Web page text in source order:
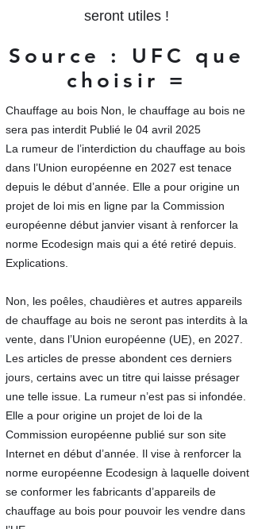
seront utiles !
Source : UFC que
choisir =
Chauffage au bois Non, le chauffage au bois ne
sera pas interdit Publié le 04 avril 2025
La rumeur de l’interdiction du chauffage au bois
dans l’Union européenne en 2027 est tenace
depuis le début d’année. Elle a pour origine un
projet de loi mis en ligne par la Commission
européenne début janvier visant à renforcer la
norme Ecodesign mais qui a été retiré depuis.
Explications.
Non, les poêles, chaudières et autres appareils
de chauffage au bois ne seront pas interdits à la
vente, dans l’Union européenne (UE), en 2027.
Les articles de presse abondent ces derniers
jours, certains avec un titre qui laisse présager
une telle issue. La rumeur n’est pas si infondée.
Elle a pour origine un projet de loi de la
Commission européenne publié sur son site
Internet en début d’année. Il vise à renforcer la
norme européenne Ecodesign à laquelle doivent
se conformer les fabricants d’appareils de
chauffage au bois pour pouvoir les vendre dans